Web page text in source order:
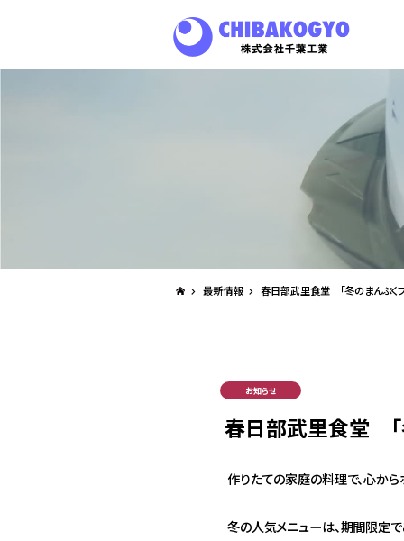
最新情報 春日部武里食堂 「冬のまんぷく
お知らせ
春日部武里食堂 「
作りたての家庭の料理で、心から
冬の人気メニューは、期間限定で